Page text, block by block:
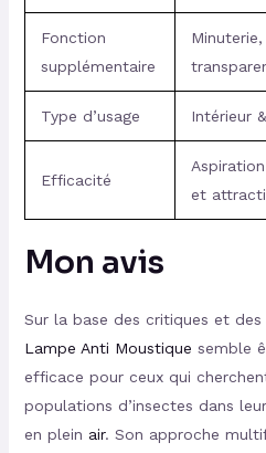
Fonction
supplémentaire
Type d’usage Intérieur
Efficacité
et
Mon avis
Sur la base des critiques et des
Lampe Anti Moustique semble
efficace pour ceux qui
populations d’insectes dans
en plein air. Son approche